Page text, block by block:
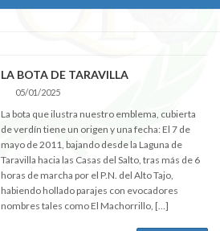
LA BOTA DE TARAVILLA
05/01/2025
La bota que ilustra nuestro emblema, cubierta
de verdín tiene un origen y una fecha: El 7 de
mayo de 2011, bajando desde la Laguna de
Taravilla hacia las Casas del Salto, tras más de 6
horas de marcha por el P.N. del Alto Tajo,
habiendo hollado parajes con evocadores
nombres tales como El Machorrillo, […]